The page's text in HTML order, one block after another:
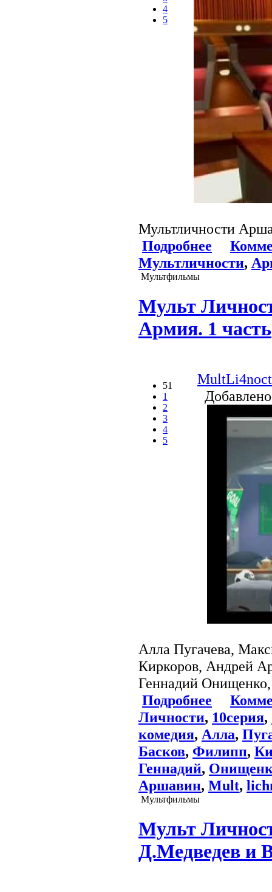
4
5
Мультличности
Подробнее
Мультличности,
Мультфильмы
Мульт
Армия. 1 часть
51
1
2
3
4
5
Алла Пугачева,
Киркоров, Андрей
Геннадий Онищенко,
Подробнее
Личности, 10серия,
комедия, Алла,
Басков, Филипп,
Геннадий,
Аршавин, Mult,
Мультфильмы
Мульт
Д.Медведев и